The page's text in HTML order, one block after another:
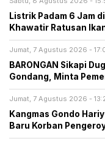
Listrik Padam 6 Jam
Khawatir Ratusan
Jumat, 7 Agustus 2026 -
BARONGAN Sikapi
Gondang, Minta
Jumat, 7 Agustus 2026 -
Kangmas Gondo
Baru Korban